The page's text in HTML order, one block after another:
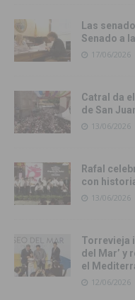
Las
Senado a
17/06/2026
Catral da
de San
13/06/2026
Rafal
con
13/06/2026
Torrevieja
del Mar’ y
el
12/06/2026